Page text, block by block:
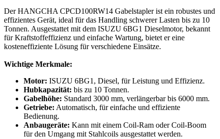
Der HANGCHA CPCD100RW14 Gabelstapler ist ein robustes und
effizientes Gerät, ideal für das Handling schwerer Lasten bis zu 10
Tonnen. Ausgestattet mit dem ISUZU 6BG1 Dieselmotor, bekannt
für Kraftstoffeffizienz und einfache Wartung, bietet er eine
kosteneffiziente Lösung für verschiedene Einsätze.
Wichtige Merkmale:
Motor: ISUZU 6BG1, Diesel, für Leistung und Effizienz.
Hubkapazität: bis zu 10 Tonnen.
Gabelhöhe: Standard 3000 mm, verlängerbar bis 6000 mm.
Getriebe: Automatisch, für einfache und effiziente
Bedienung.
Anbaugeräte: Kann mit einem Coil-Ram oder Coil-Boom
für den Umgang mit Stahlcoils ausgestattet werden.